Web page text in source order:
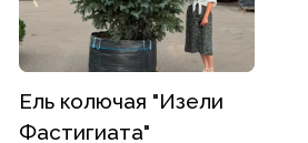
Ель колючая "Изели
Фастигиата"